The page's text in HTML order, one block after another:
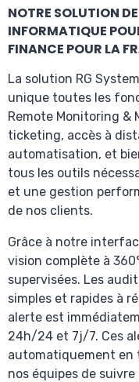
NOTRE SOLUTION
INFORMATIQUE
FINANCE POUR LA
La solution RG
unique toutes les
Remote Monitoring &
ticketing, accès à
automatisation, et
tous les outils
et une gestion
de nos clients.
Grâce à notre
vision complète à
supervisées. Les
simples et rapides à
alerte est
24h/24 et 7j/7. Ces
automatiquement en
nos équipes de